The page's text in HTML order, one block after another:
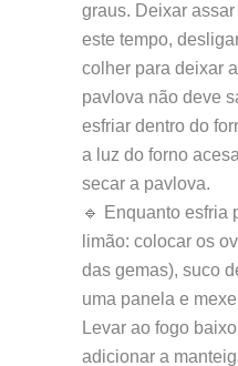
graus. Deixar
este tempo,
colher para deixar
pavlova não deve
esfriar dentro do
a luz do forno
secar a pavlova.
🔹 Enquanto esfria
limão: colocar os
das gemas), suco
uma panela e
Levar ao fogo
adicionar a